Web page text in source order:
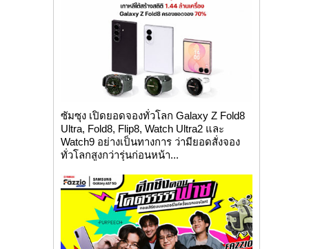
ซัมซุง เปิดยอดจองทั่วโลก Galaxy Z Fold8
Ultra, Fold8, Flip8, Watch Ultra2 และ
Watch9 อย่างเป็นทางการ ว่ามียอดสั่งจอง
ทั่วโลกสูงกว่ารุ่นก่อนหน้า...